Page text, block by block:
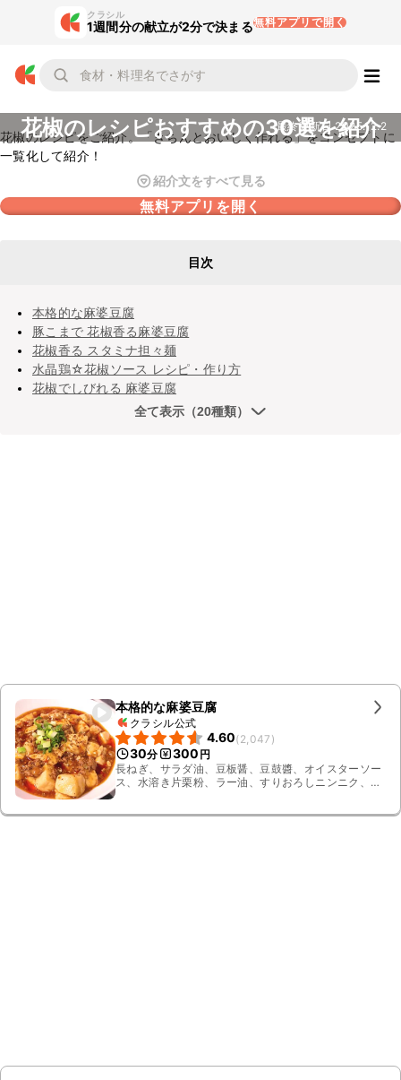
クラシル
1週間分の献立が2分で決まる無料アプリで開く
花椒のレシピおすすめの30選を紹介
最終更新日2025.12.2
花椒のレシピをご紹介。「きちんとおいしく作れる」をコンセプトに
一覧化して紹介！
紹介文をすべて見る
無料アプリを開く
目次
本格的な麻婆豆腐
豚こまで 花椒香る麻婆豆腐
花椒香る スタミナ担々麺
水晶鶏☆花椒ソース レシピ・作り方
花椒でしびれる 麻婆豆腐
全て表示（20種類）
本格的な麻婆豆腐
クラシル公式
4.60(2,047 )
30分 300 円
長ねぎ、サラダ油、豆板醤、豆鼓醬、オイスターソー
ス、水溶き片栗粉、ラー油、すりおろしニンニク、